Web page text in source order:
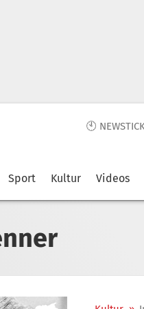
🕙
Sport Kultur Videos